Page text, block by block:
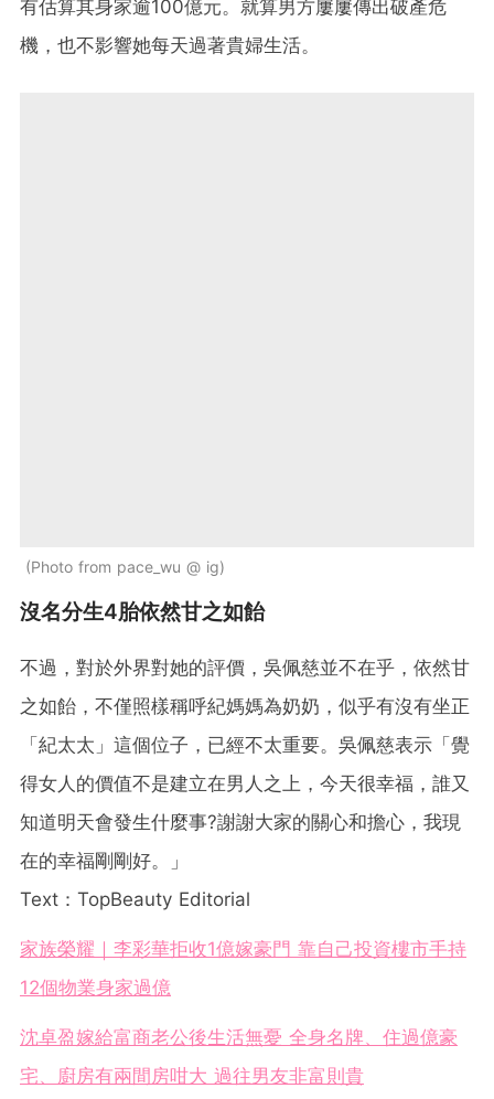
有估算其身家逾100億元。就算男方屢屢傳出破產危
機，也不影響她每天過著貴婦生活。
Photo from pace_wu @ ig
沒名分生4胎依然甘之如飴
不過，對於外界對她的評價，吳佩慈並不在乎，依然甘
之如飴，不僅照樣稱呼紀媽媽為奶奶，似乎有沒有坐正
「紀太太」這個位子，已經不太重要。吳佩慈表示「覺
得女人的價值不是建立在男人之上，今天很幸福，誰又
知道明天會發生什麼事?謝謝大家的關心和擔心，我現
在的幸福剛剛好。」
Text：TopBeauty Editorial
家族榮耀｜李彩華拒收1億嫁豪門 靠自己投資樓市手持
12個物業身家過億
沈卓盈嫁給富商老公後生活無憂 全身名牌、住過億豪
宅、廚房有兩間房咁大 過往男友非富則貴